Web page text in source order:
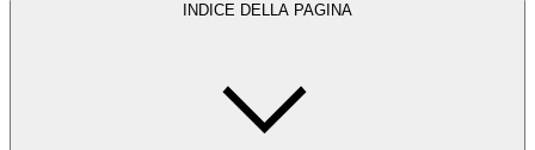
INDICE DELLA PAGINA